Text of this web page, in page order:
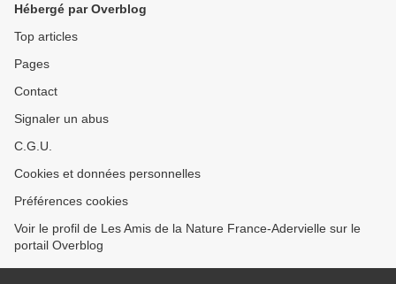
Hébergé par Overblog
Top articles
Pages
Contact
Signaler un abus
C.G.U.
Cookies et données personnelles
Préférences cookies
Voir le profil de Les Amis de la Nature France-Adervielle sur le
portail Overblog